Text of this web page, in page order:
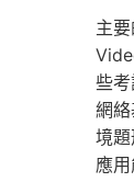
主
些
網
境
應用